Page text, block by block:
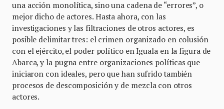
una acción monolítica, sino una cadena de “errores”, o
mejor dicho de actores. Hasta ahora, con las
investigaciones y las filtraciones de otros actores, es
posible delimitar tres: el crimen organizado en colusión
con el ejército, el poder político en Iguala en la figura de
Abarca, y la pugna entre organizaciones políticas que
iniciaron con ideales, pero que han sufrido también
procesos de descomposición y de mezcla con otros
actores.